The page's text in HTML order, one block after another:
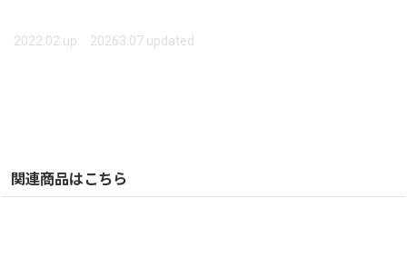
2022.02.up 20263.07 updated
関連商品はこちら